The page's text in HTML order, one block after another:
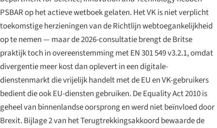
PSBAR op het actieve wetboek gelaten. Het VK is niet verplicht
toekomstige herzieningen van de Richtlijn webtoegankelijkheid
op te nemen — maar de 2026-consultatie brengt de Britse
praktijk toch in overeenstemming met EN 301 549 v3.2.1, omdat
divergentie meer kost dan oplevert in een digitale-
dienstenmarkt die vrijelijk handelt met de EU en VK-gebruikers
bedient die ook EU-diensten gebruiken. De Equality Act 2010 is
geheel van binnenlandse oorsprong en werd niet beïnvloed door
Brexit. Bijlage 2 van het Terugtrekkingsakkoord bewaarde de